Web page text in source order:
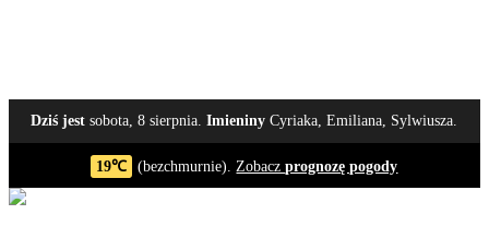
Dziś jest sobota, 8 sierpnia.Imieniny Cyriaka, Emiliana, Sylwiusza.
19℃ (bezchmurnie).Zobaczprognozę pogody